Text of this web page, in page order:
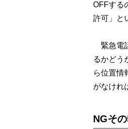
OFFする
許可」と
緊急電
るかどう
ら位置情
がなけれ
NGそ